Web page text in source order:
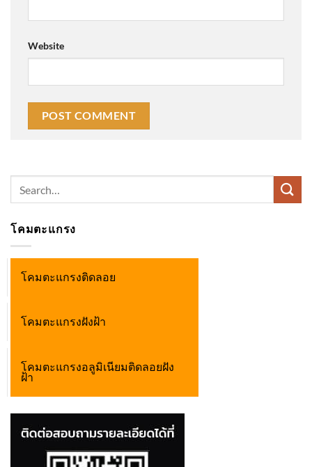
Website
โคมตะแกรง
โคมตะแกรงติดลอย
โคมตะแกรงฝังฝ้า
โคมตะแกรงอลูมิเนียมติดลอยฝัง
ฝ้า